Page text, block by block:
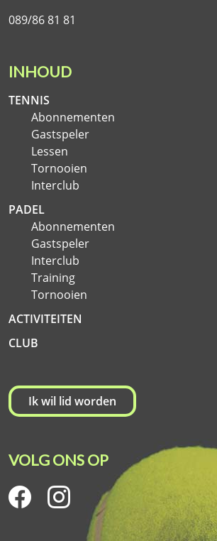
089/86 81 81
INHOUD
TENNIS
Abonnementen
Gastspeler
Lessen
Tornooien
Interclub
PADEL
Abonnementen
Gastspeler
Interclub
Training
Tornooien
ACTIVITEITEN
CLUB
Ik wil lid worden
VOLG ONS OP